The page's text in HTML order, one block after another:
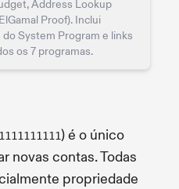
Address Lookup
Proof). Inclui
System Program e links
os 7 programas.
) é o único
novas contas. Todas
propriedade